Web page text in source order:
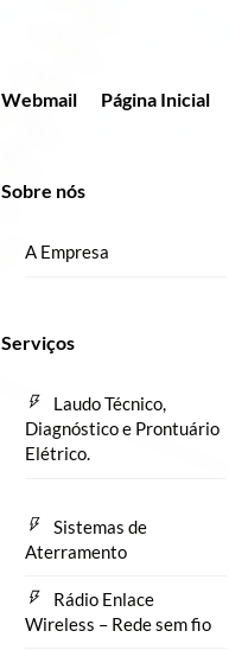
Webmail Página Inicial
Sobre nós
A Empresa
Serviços
Laudo Técnico,
Diagnóstico e Prontuário
Elétrico.
Sistemas de
Aterramento
Rádio Enlace
Wireless – Rede sem fio